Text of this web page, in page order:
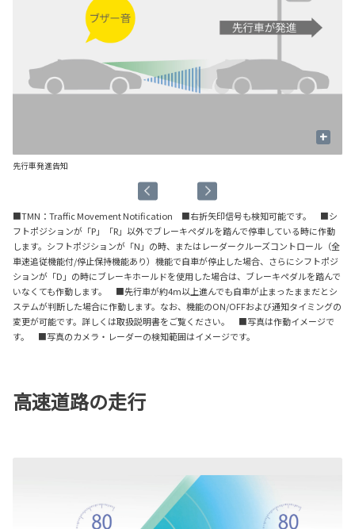
+
先行車発進告知
■TMN：Traffic Movement Notification ■右折矢印信号も検知可能です。 ■シ
フトポジションが「P」「R」以外でブレーキペダルを踏んで停車している時に作動
します。シフトポジションが「N」の時、またはレーダークルーズコントロール（全
車速追従機能付/停止保持機能あり）機能で自車が停止した場合、さらにシフトポジ
ションが「D」の時にブレーキホールドを使用した場合は、ブレーキペダルを踏んで
いなくても作動します。 ■先行車が約4m以上進んでも自車が止まったままだとシ
ステムが判断した場合に作動します。なお、機能のON/OFFおよび通知タイミングの
変更が可能です。詳しくは取扱説明書をご覧ください。 ■写真は作動イメージで
す。 ■写真のカメラ・レーダーの検知範囲はイメージです。
高速道路の走行